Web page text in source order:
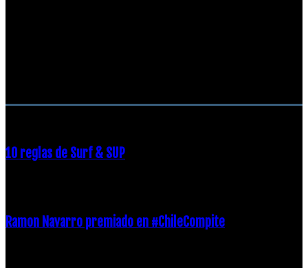
10 reglas de Surf & SUP
Ramon Navarro premiado en #ChileCompite